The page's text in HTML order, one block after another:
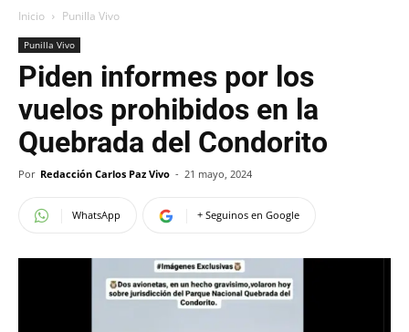
Inicio Punilla Vivo
Punilla Vivo
Piden informes por los
vuelos prohibidos en la
Quebrada del Condorito
Por Redacción Carlos Paz Vivo - 21 mayo, 2024
WhatsApp + Seguinos en Google